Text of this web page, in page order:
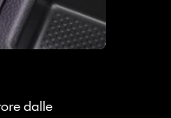
dalle